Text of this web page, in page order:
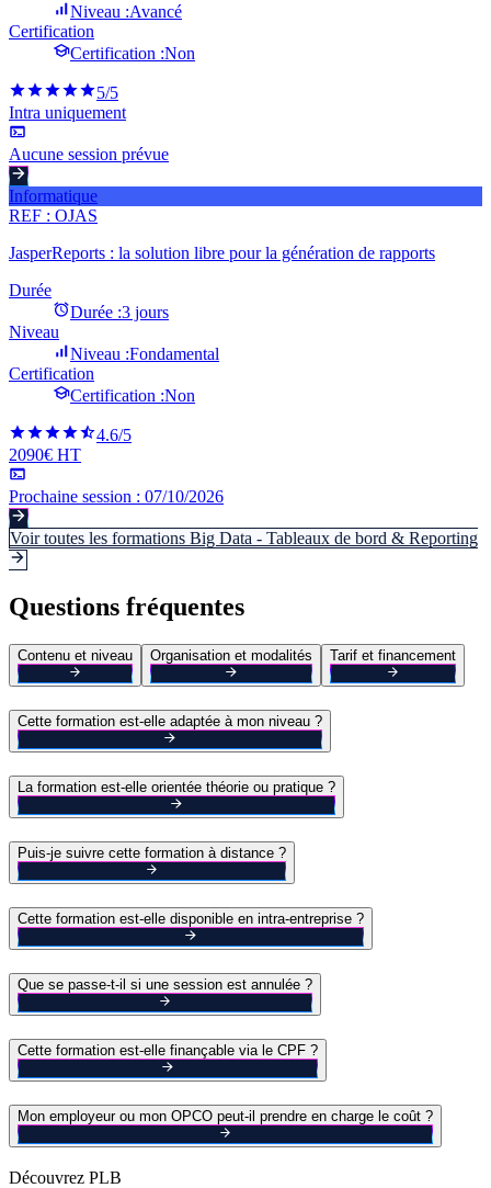
Niveau :Avancé
Certification
Certification :Non
5/5
Intra uniquement
Aucune session prévue
Informatique
REF : OJAS
JasperReports : la solution libre pour la génération de rapports
Durée
Durée :3 jours
Niveau
Niveau :Fondamental
Certification
Certification :Non
4.6/5
2090€ HT
Prochaine session : 07/10/2026
Voir toutes les formations Big Data - Tableaux de bord & Reporting
Questions fréquentes
Contenu et niveau Organisation et modalités Tarif et financement
Cette formation est-elle adaptée à mon niveau ?
La formation est-elle orientée théorie ou pratique ?
Puis-je suivre cette formation à distance ?
Cette formation est-elle disponible en intra-entreprise ?
Que se passe-t-il si une session est annulée ?
Cette formation est-elle finançable via le CPF ?
Mon employeur ou mon OPCO peut-il prendre en charge le coût ?
Découvrez PLB